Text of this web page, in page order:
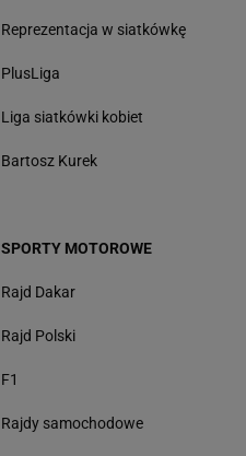
Reprezentacja w siatkówkę
PlusLiga
Liga siatkówki kobiet
Bartosz Kurek
SPORTY MOTOROWE
Rajd Dakar
Rajd Polski
F1
Rajdy samochodowe